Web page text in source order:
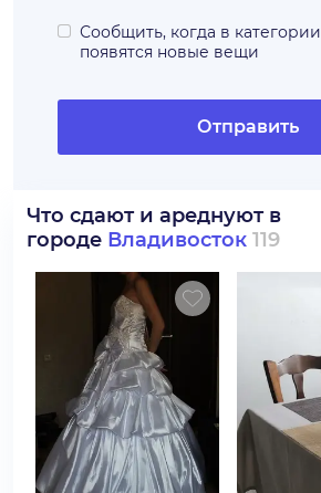
Сообщить, когда в категории
появятся новые вещи
Отправить
Что сдают и ареднуют в
городе Владивосток 119